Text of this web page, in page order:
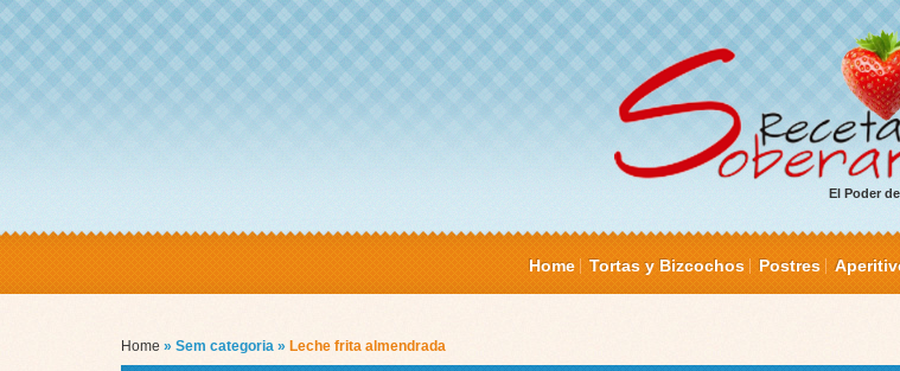
El Poder
Home Tortas y Bizcochos Postres
Home » Sem categoria » Leche frita almendrada